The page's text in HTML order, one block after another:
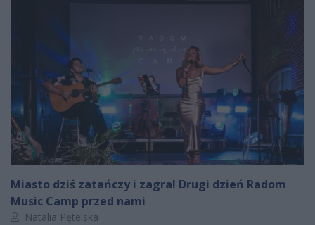
Miasto dziś zatańczy i zagra! Drugi dzień Radom
Music Camp przed nami
Autor artykułu:
Natalia Pętelska